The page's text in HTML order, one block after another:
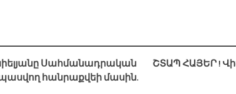
Սահմանադրական
հանրաքվեի մասին.
ՇՏԱՊ ՀԱՅԵՐ !